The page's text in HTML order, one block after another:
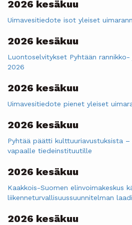
2026 kesäkuu
Uimavesitiedote isot yleiset
2026 kesäkuu
Luontoselvitykset Pyhtään
2026
2026 kesäkuu
Uimavesitiedote pienet yleiset
2026 kesäkuu
Pyhtää päätti kulttuuriavustuksista –
vapaalle tiedeinstituutille
2026 kesäkuu
Kaakkois-Suomen elinvoimakeskus
liikenneturvallisuussuunnitelman
2026 kesäkuu